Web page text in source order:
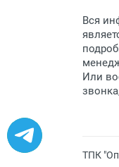
Вся
Или
ТПК